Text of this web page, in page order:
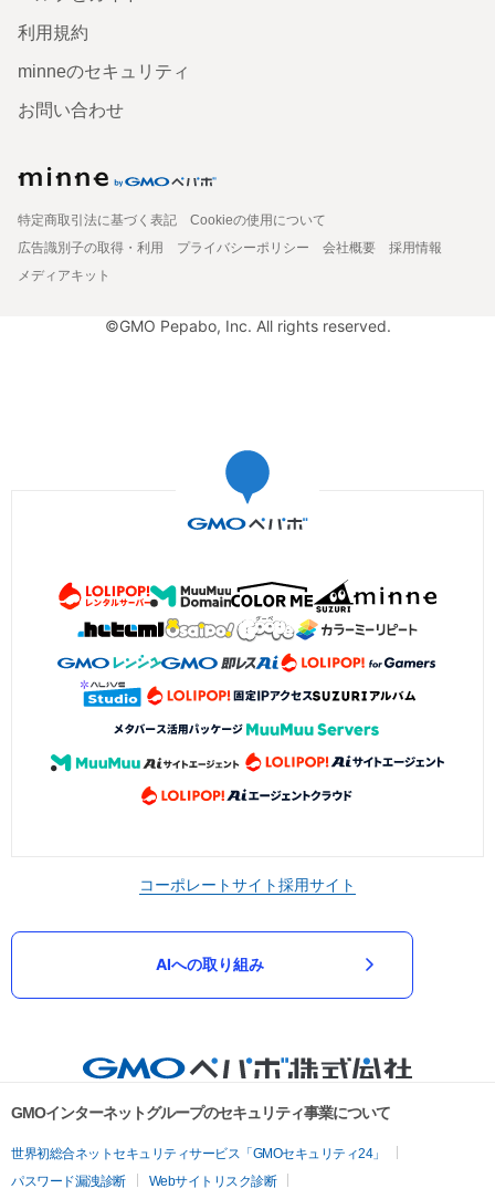
利用規約
minneのセキュリティ
お問い合わせ
特定商取引法に基づく表記
Cookieの使用について
広告識別子の取得・利用
プライバシーポリシー 会社概要
採用情報
メディアキット
©GMO Pepabo, Inc. All rights reserved.
コーポレートサイト採用サイト
AIへの取り組み
GMOインターネットグループのセキュリティ事業について
世界初総合ネットセキュリティサービス「GMOセキュリティ24」
パスワード漏洩診断
Webサイトリスク診断